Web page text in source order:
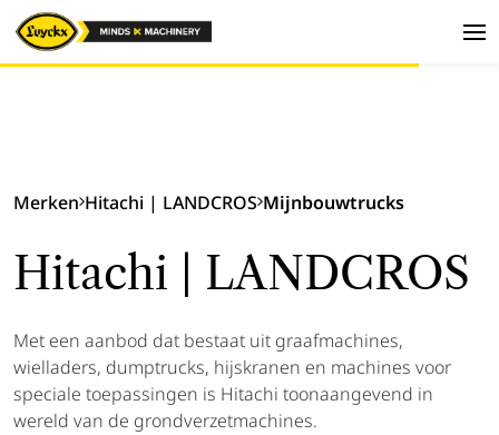
Merken Hitachi | LANDCROS Mijnbouwtrucks
Hitachi | LANDCROS
Met een aanbod dat bestaat uit graafmachines,
wielladers, dumptrucks, hijskranen en machines voor
speciale toepassingen is Hitachi toonaangevend in
wereld van de grondverzetmachines.